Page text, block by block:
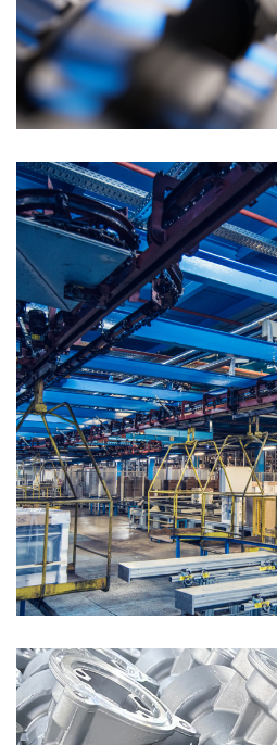
Đồ gia dụng ngũ kim
NHÀ THÔNG MINH
Ngũ kim gia dụng công
dựng, khớp nối, ống dẫn
NHÀ MÁY THÔNG MINH